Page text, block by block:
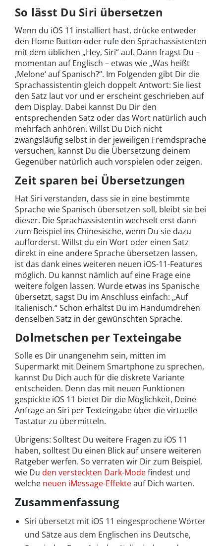
So lässt Du Siri übersetzen
Wenn du iOS 11 installiert hast, drücke entweder
den Home Button oder rufe den Sprachassistenten
mit dem üblichen „Hey, Siri“ auf. Dann fragst Du –
momentan auf Englisch – etwas wie „Was heißt
‚Melone‘ auf Spanisch?“. Im Folgenden gibt Dir die
Sprachassistentin gleich doppelt Antwort: Sie liest
den Satz laut vor und er erscheint geschrieben auf
dem Display. Dabei kannst Du Dir den
entsprechenden Satz oder das Wort natürlich auch
mehrfach anhören. Willst Du Dich nicht
zwangsläufig selbst in der jeweiligen Fremdsprache
versuchen, kannst Du die Übersetzung deinem
Gegenüber natürlich auch vorspielen oder zeigen.
Zeit sparen bei Übersetzungen
Hat Siri verstanden, dass sie in eine bestimmte
Sprache wie Spanisch übersetzen soll, bleibt sie bei
dieser. Die Sprachassistentin wechselt erst dann
zum Beispiel ins Chinesische, wenn Du sie dazu
aufforderst. Willst du ein Wort oder einen Satz
direkt in eine andere Sprache übersetzen lassen,
ist das dank eines weiteren neuen iOS-11-Features
möglich. Du kannst nämlich auf eine Frage eine
weitere folgen lassen. Wurde etwas ins Spanische
übersetzt, sagst Du im Anschluss einfach: „Auf
Italienisch.“ Schon erhältst Du im Handumdrehen
denselben Satz in der gewünschten Sprache.
Dolmetschen per Texteingabe
Solle es Dir unangenehm sein, mitten im
Supermarkt mit Deinem Smartphone zu sprechen,
kannst Du Dich auch für die diskrete Variante
entscheiden. Denn das mit neuen Funktionen
gespickte iOS 11 bietet Dir die Möglichkeit, Deine
Anfrage an Siri per Texteingabe über die virtuelle
Tastatur zu übermitteln.
Übrigens: Solltest Du weitere Fragen zu iOS 11
haben, solltest Du einen Blick auf unsere weiteren
Ratgeber werfen. So verraten wir Dir zum Beispiel,
wie Du den versteckten Dark-Modefindest und
welche neuen iMessage-Effekteauf Dich warten.
Zusammenfassung
Siri übersetzt mit iOS 11 eingesprochene Wörter
und Sätze aus dem Englischen ins Deutsche,